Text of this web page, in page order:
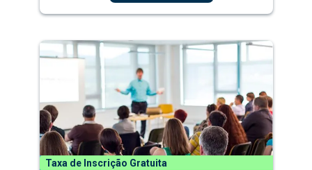
Taxa de Inscrição Gratuita